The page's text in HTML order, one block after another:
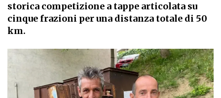
storica competizione a tappe articolata su
cinque frazioni per una distanza totale di 50
km.